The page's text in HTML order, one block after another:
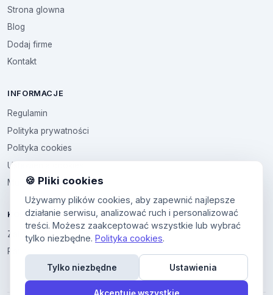
Strona glowna
Blog
Dodaj firme
Kontakt
INFORMACJE
Regulamin
Polityka prywatności
Polityka cookies
Ustawienia cookies
Multikod
KONTO
Zaloguj sie
Panel uzytkownika
🍪 Pliki cookies
Używamy plików cookies, aby zapewnić najlepsze
działanie serwisu, analizować ruch i personalizować
treści. Możesz zaakceptować wszystkie lub wybrać
tylko niezbędne. Polityka cookies.
Tylko niezbędne Ustawienia
Akceptuję wszystkie